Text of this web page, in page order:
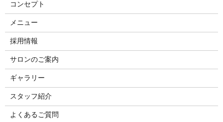
コンセプト
メニュー
採用情報
サロンのご案内
ギャラリー
スタッフ紹介
よくあるご質問